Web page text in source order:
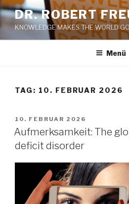
Zum
Inhalt
springen
DR. ROBERT
KNOWLEDGE MAKES THE WORLD
Menü
TAG: 10. FEBRUAR 2026
VERÖFFENTLICHT
AM
10. FEBRUAR 2026
Aufmerksamkeit: The
deficit disorder